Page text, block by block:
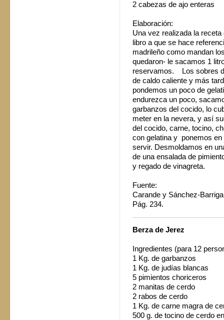
2 cabezas de ajo enteras
Elaboración:
Una vez realizada la
libro a que se hace
madrileño como mandan
quedaron- le sacamos 1
reservamos. Los sobres
de caldo caliente y más
pondemos un poco de
endurezca un poco,
garbanzos del cocido, lo
meter en la nevera, y así
del cocido, carne, tocino,
con gelatina y ponemos
servir. Desmoldamos en
de una ensalada de
y regado de vinagreta.
Fuente:
Carande y Sánchez-
Pág. 234.
Berza de Jerez
Ingredientes (para 12
1 Kg. de garbanzos
1 Kg. de judías blancas
5 pimientos choriceros
2 manitas de cerdo
2 rabos de cerdo
1 Kg. de carne magra de
500 g. de tocino de cerdo